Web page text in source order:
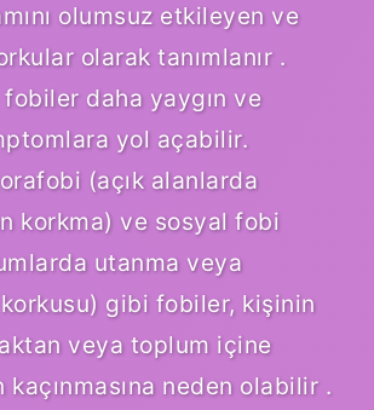
olumsuz etkileyen ve
olarak tanımlanır .
fobiler daha yaygın ve
yol açabilir.
(açık alanlarda
korkma) ve sosyal fobi
utanma veya
gibi fobiler, kişinin
veya toplum içine
kaçınmasına neden olabilir .